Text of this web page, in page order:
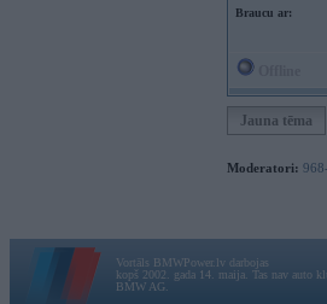
Braucu ar:
Jauna tēma
Moderatori:
Vortāls BMWPower.lv darbojas
kopš 2002. gada 14. maija. Tas nav auto
BMW AG.